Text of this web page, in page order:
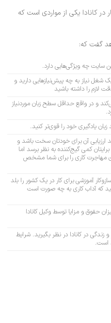
یکی از مواردی است که
گفت که:
سایت چه ویژگی‌هایی دارد.
شغل نیاز به چه پیش‌نیازهایی دارید و
لازم را داشته باشید
و در واقع حداقل سطح زبان موردنیاز
یادگیری خود را قوی‌تر کنید.
ارزیابی آن برای خودتان سخت باشد و
کمی گیج‌کننده به نظر برسد اما
مهاجرت کاری را برای شما مشخص
آموزشی برای کار در یک کشور را بلد
که آداب کاری به چه صورت است
حقوق و مزایا توسط وکیل کانادا
زندگی در کانادا در نظر بگیرید. شرایط
است.